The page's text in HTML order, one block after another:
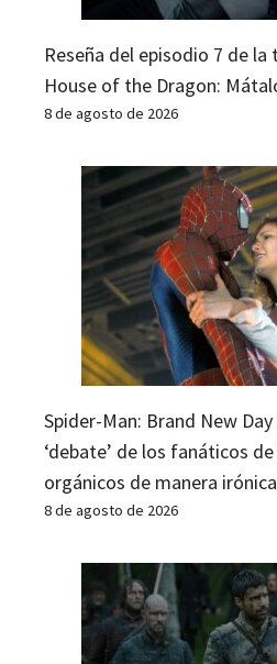
Reseña del episodio 7 de
House of the Dragon:
8 de agosto de 2026
Spider-Man: Brand New
‘debate’ de los fanáticos
orgánicos de manera irónica
8 de agosto de 2026